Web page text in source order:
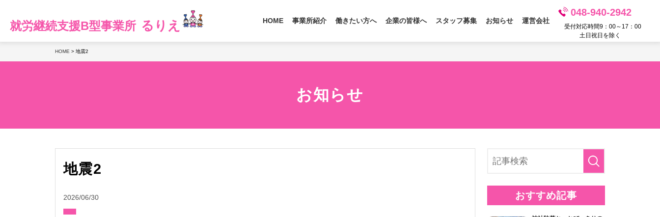
就労継続支援B型事業所 るりえ HOME 事業所紹介 働きたい方へ 企業の皆様へ スタッフ募集 お知らせ 運営会社
048-940-2942
受付対応時間9：00～17：00
土日祝日を除く
HOME > 地震2
お知らせ
地震2
2026/06/30 おすすめ記事